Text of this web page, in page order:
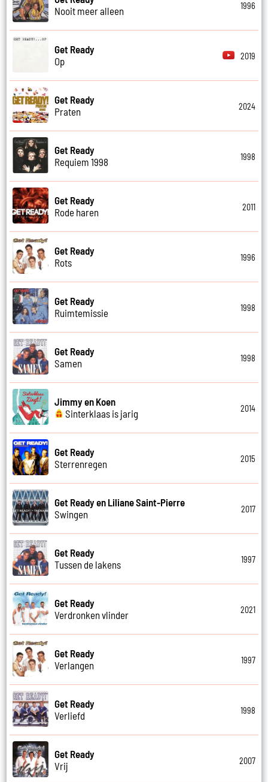
Nooit meer alleen
1996
Get Ready
Op
2019
Get Ready
Praten
2024
Get Ready
Requiem 1998
1998
Get Ready
Rode haren
2011
Get Ready
Rots
1996
Get Ready
Ruimtemissie
1998
Get Ready
Samen
1998
Jimmy en Koen
Sinterklaas is jarig
2014
Get Ready
Sterrenregen
2015
Get Ready en Liliane Saint-Pierre
Swingen
2017
Get Ready
Tussen de lakens
1997
Get Ready
Verdronken vlinder
2021
Get Ready
Verlangen
1997
Get Ready
Verliefd
1998
Get Ready
Vrij
2007